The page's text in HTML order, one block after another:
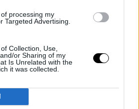
processing my
Targeted Advertising.
Collection, Use,
or Sharing of my
Is Unrelated with the
it was collected.